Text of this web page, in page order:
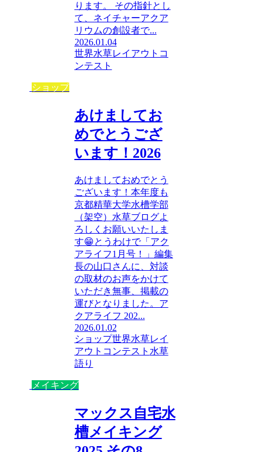
ります。 その指針とし
て、ネイチャーアクア
リウムの創設者で...
2026.01.04
世界水草レイアウトコ
ンテスト
ショップ
あけましてお
めでとうござ
います！2026
あけましておめでとう
ございます！本年度も
京都精華大学水槽学部
（架空）水草ブログよ
ろしくお願いいたしま
す😁とうわけで「アク
アライフ1月号！」編集
長の山口さんに、対談
の取材のお声をかけて
いただき無事、掲載の
運びとなりました。ア
クアライフ 202...
2026.01.02
ショップ世界水草レイ
アウトコンテスト 水草
語り
メイキング
マックス自宅水
槽メイキング